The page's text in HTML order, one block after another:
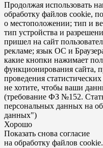
Продолжая использовать
обработку файлов cookie,
о местоположении; тип и
тип устройства и
пришел на сайт
рекламе; язык ОС и
какие кнопки нажимает
функционирования сайта,
проведения
не хотите, чтобы ваши
(требование ФЗ №152.
персональных данных на
данных")
Хорошо
Показать снова согласие
на обработку файлов cookie.